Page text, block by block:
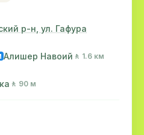
р-н, ул. Гафура
Алишер Навоий 🚶 1.6 км
🚶 90 м